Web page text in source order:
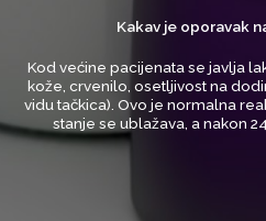
Kakav je oporavak
Kod većine pacijenata se javlja
kože, crvenilo, osetljivost na
vidu tačkica). Ovo je normalna
stanje se ublažava, a nakon